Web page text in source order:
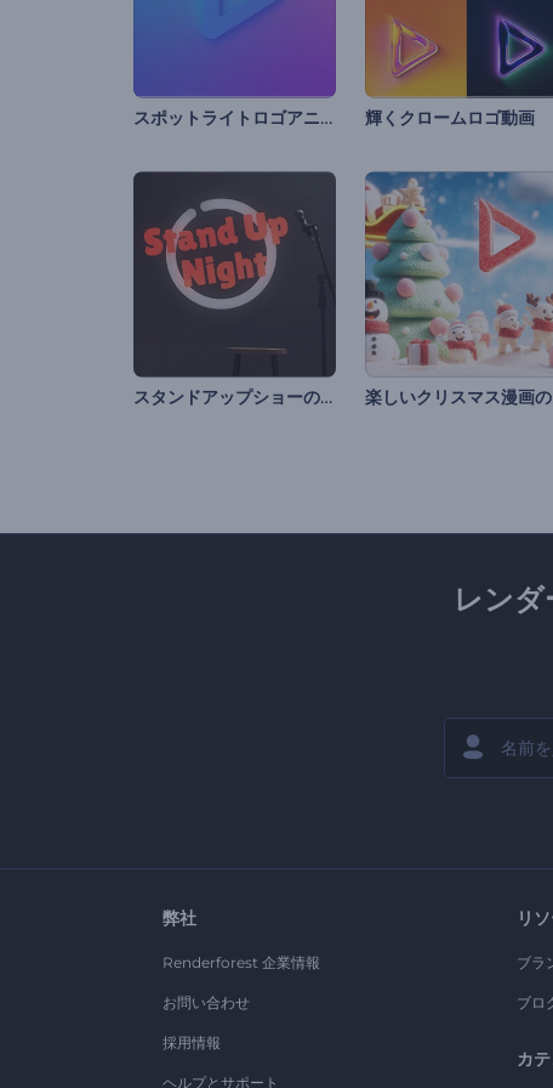
スポットライトロゴアニメーション 輝くクロームロゴ動画
スタンドアップショーの紹介
レン
弊社
Renderforest 企業情報
お問い合わせ
採用情報
ヘルプとサポート
リ
ブラ
ブロ
カ